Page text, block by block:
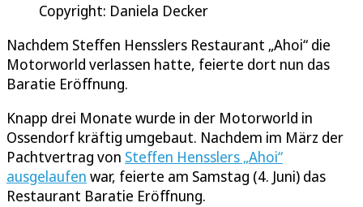
Copyright: Daniela Decker
Nachdem Steffen Hensslers Restaurant „Ahoi“ die
Motorworld verlassen hatte, feierte dort nun das
Baratie Eröffnung.
Knapp drei Monate wurde in der Motorworld in
Ossendorf kräftig umgebaut. Nachdem im März der
Pachtvertrag von Steffen Hensslers „Ahoi“
ausgelaufen war, feierte am Samstag (4. Juni) das
Restaurant Baratie Eröffnung.